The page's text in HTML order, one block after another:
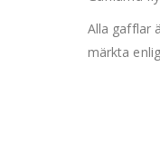
Alla gafflar
märkta